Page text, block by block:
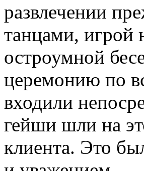
развлечении
танцами, игрой
остроумной
церемонию по
входили
гейши шли на
клиента. Это